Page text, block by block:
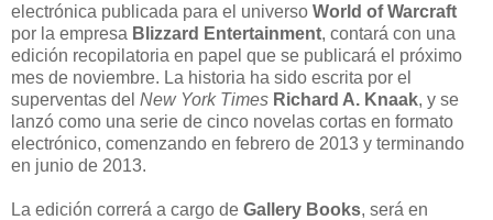
electrónica publicada para el universo World of Warcraft
por la empresa Blizzard Entertainment, contará con una
edición recopilatoria en papel que se publicará el próximo
mes de noviembre. La historia ha sido escrita por el
superventas del New York Times Richard A. Knaak, y se
lanzó como una serie de cinco novelas cortas en formato
electrónico, comenzando en febrero de 2013 y terminando
en junio de 2013.
La edición correrá a cargo de Gallery Books, será en